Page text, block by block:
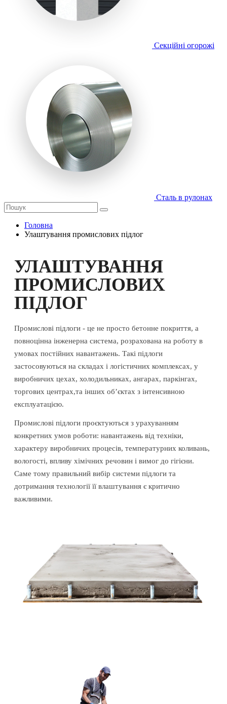
Секційні огорожі
Сталь в рулонах
Головна
Улаштування промислових підлог
УЛАШТУВАННЯ
ПРОМИСЛОВИХ
ПІДЛОГ
Промислові підлоги - це не просто бетонне покриття, а
повноцінна інженерна система, розрахована на роботу в
умовах постійних навантажень. Такі підлоги
застосовуються на складах і логістичних комплексах, у
виробничих цехах, холодильниках, ангарах, паркінгах,
торгових центрах,та інших об’єктах з інтенсивною
експлуатацією.
Промислові підлоги проєктуються з урахуванням
конкретних умов роботи: навантажень від техніки,
характеру виробничих процесів, температурних коливань,
вологості, впливу хімічних речовин і вимог до гігієни.
Саме тому правильний вибір системи підлоги та
дотримання технології її влаштування є критично
важливими.